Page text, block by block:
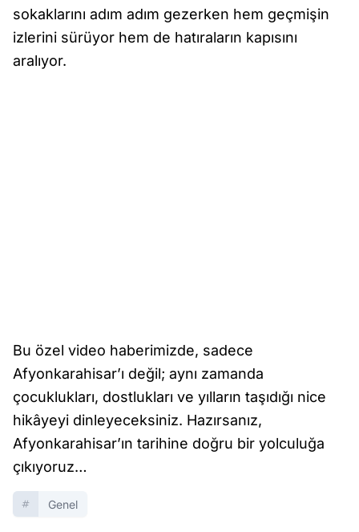
sokaklarını adım adım gezerken hem geçmişin
izlerini sürüyor hem de hatıraların kapısını
aralıyor.
Bu özel video haberimizde, sadece
Afyonkarahisar’ı değil; aynı zamanda
çocuklukları, dostlukları ve yılların taşıdığı nice
hikâyeyi dinleyeceksiniz. Hazırsanız,
Afyonkarahisar’ın tarihine doğru bir yolculuğa
çıkıyoruz…
Genel